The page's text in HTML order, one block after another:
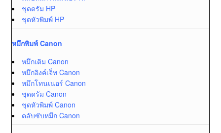
ชุดดรัม HP
ชุดหัวพิมพ์ HP
หมึกพิมพ์ Canon
หมึกเติม Canon
หมึกอิงค์เจ็ท Canon
หมึกโทนเนอร์ Canon
ชุดดรัม Canon
ชุดหัวพิมพ์ Canon
ตลับซับหมึก Canon